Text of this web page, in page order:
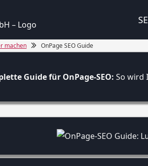
machen OnPage SEO Guide
Guide für OnPage-SEO: So wird